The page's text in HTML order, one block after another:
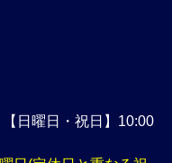
日・祝日】10:00